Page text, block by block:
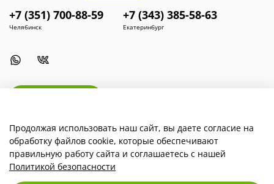
Наша компания
Для покупателей
+7 (351) 700-88-59
Челябинск
+7 (343) 385-58-63
Екатеринбург
Продолжая использовать наш сайт, вы даете согласие на
обработку файлов cookie, которые обеспечивают
правильную работу сайта и соглашаетесь с нашей
Политикой безопасности